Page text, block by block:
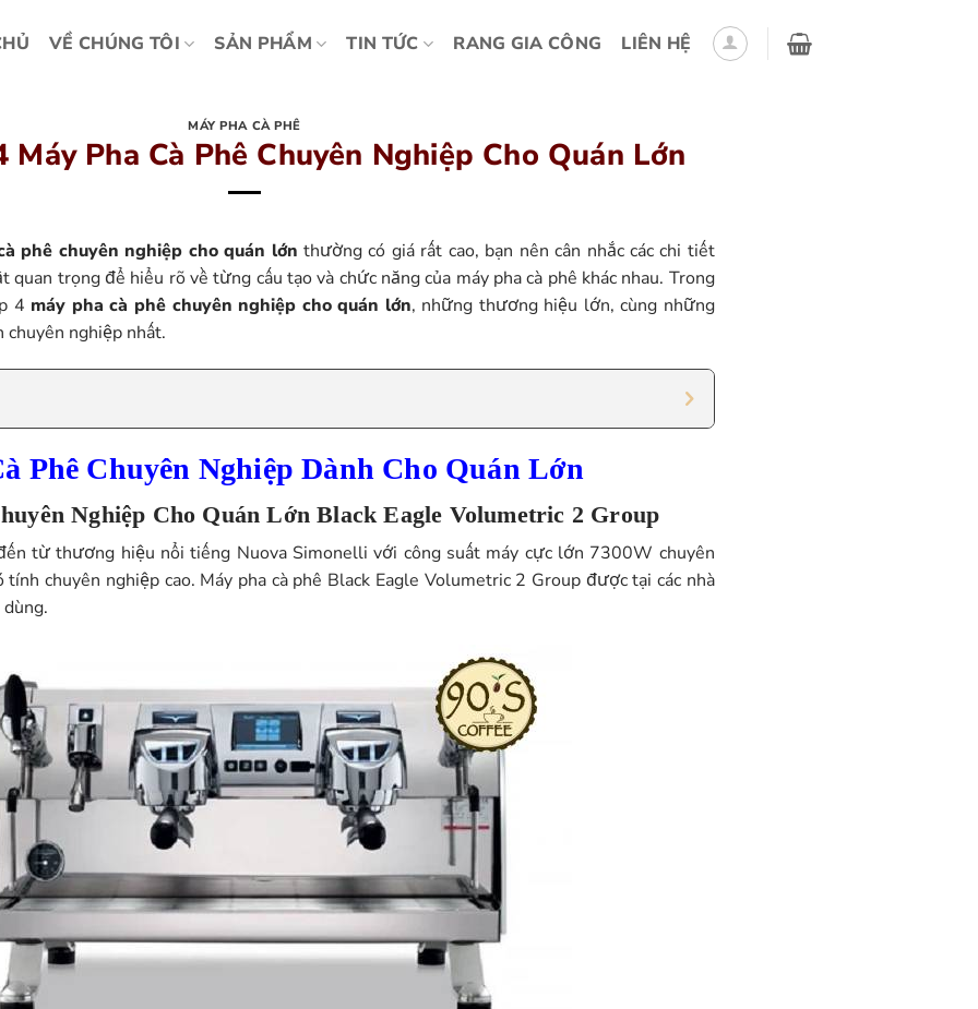
VỀ CHÚNG TÔI SẢN PHẨM TIN TỨC RANG GIA CÔNG LIÊN HỆ
MÁY PHA CÀ PHÊ
Pha Cà Phê Chuyên Nghiệp Cho Quán Lớn
phê chuyên nghiệp cho quán lớn thường có giá rất cao, bạn nên cân nhắc các chi tiết
trọng để hiểu rõ về từng cấu tạo và chức năng của máy pha cà phê khác nhau. Trong
4 máy pha cà phê chuyên nghiệp cho quán lớn, những thương hiệu lớn, cùng những
chuyên nghiệp nhất.
Phê Chuyên Nghiệp Dành Cho Quán Lớn
Nghiệp Cho Quán LớnBlack Eagle Volumetric 2 Group
từ thương hiệu nổi tiếng Nuova Simonelli với công suất máy cực lớn 7300W chuyên
chuyên nghiệp cao. Máy pha cà phê Black Eagle Volumetric 2 Group được tại các nhà